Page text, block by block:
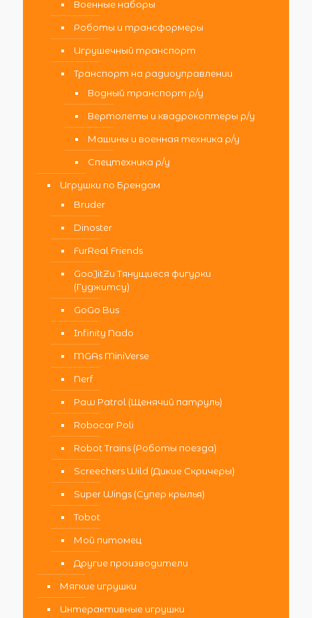
Военные наборы
Роботы и трансформеры
Игрушечный транспорт
Транспорт на радиоуправлении
Водный транспорт р/у
Вертолеты и квадрокоптеры р/у
Машины и военная техника р/у
Спецтехника р/у
Игрушки по Брендам
Bruder
Dinoster
FurReal Friends
GooJitZu Тянущиеся фигурки
(Гуджитсу)
GoGo Bus
Infinity Nado
MGAs MiniVerse
Nerf
Paw Patrol (Щенячий патруль)
Robocar Poli
Robot Trains (Роботы поезда)
Screechers Wild (Дикие Скричеры)
Super Wings (Супер крылья)
Tobot
Мой питомец
Другие производители
Мягкие игрушки
Интерактивные игрушки